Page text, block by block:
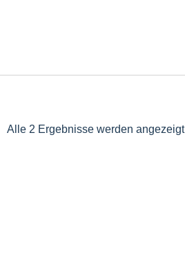
Alle 2 Ergebnisse werden angezeigt